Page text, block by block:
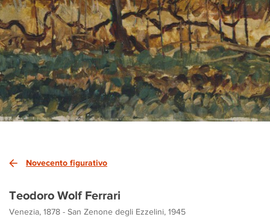
Novecento figurativo
Teodoro Wolf Ferrari
Venezia, 1878 - San Zenone degli Ezzelini, 1945